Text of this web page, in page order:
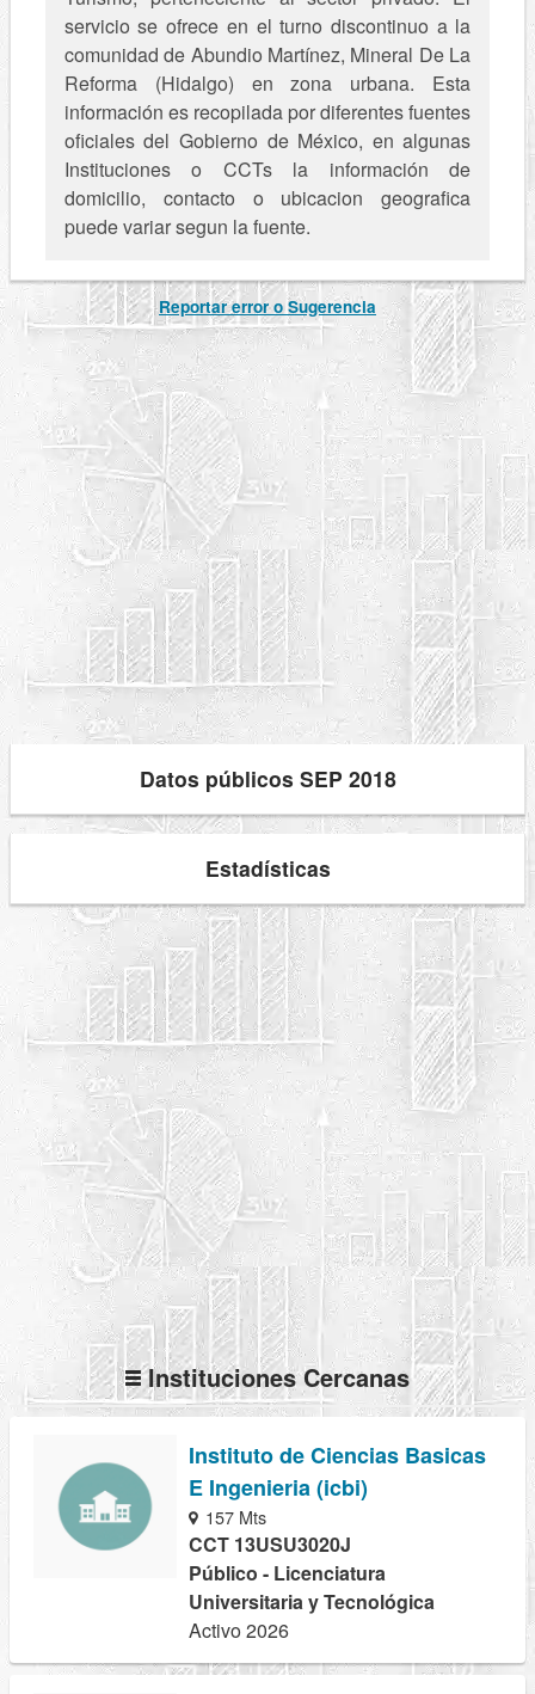
servicio se ofrece en el turno discontinuo a la
comunidad de Abundio Martínez, Mineral De La
Reforma (Hidalgo) en zona urbana. Esta
información es recopilada por diferentes fuentes
oficiales del Gobierno de México, en algunas
Instituciones o CCTs la información de
domicilio, contacto o ubicacion geografica
puede variar segun la fuente.
Reportar error o Sugerencia
Datos públicos SEP 2018
Estadísticas
Instituciones Cercanas
Instituto de Ciencias Basicas
E Ingenieria (icbi)
157 Mts
CCT 13USU3020J
Público - Licenciatura
Universitaria y Tecnológica
Activo 2026